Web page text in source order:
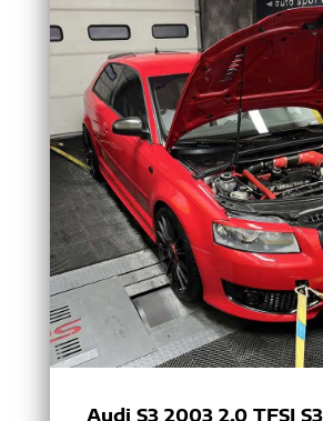
Audi S3 2003 2.0 TFSI